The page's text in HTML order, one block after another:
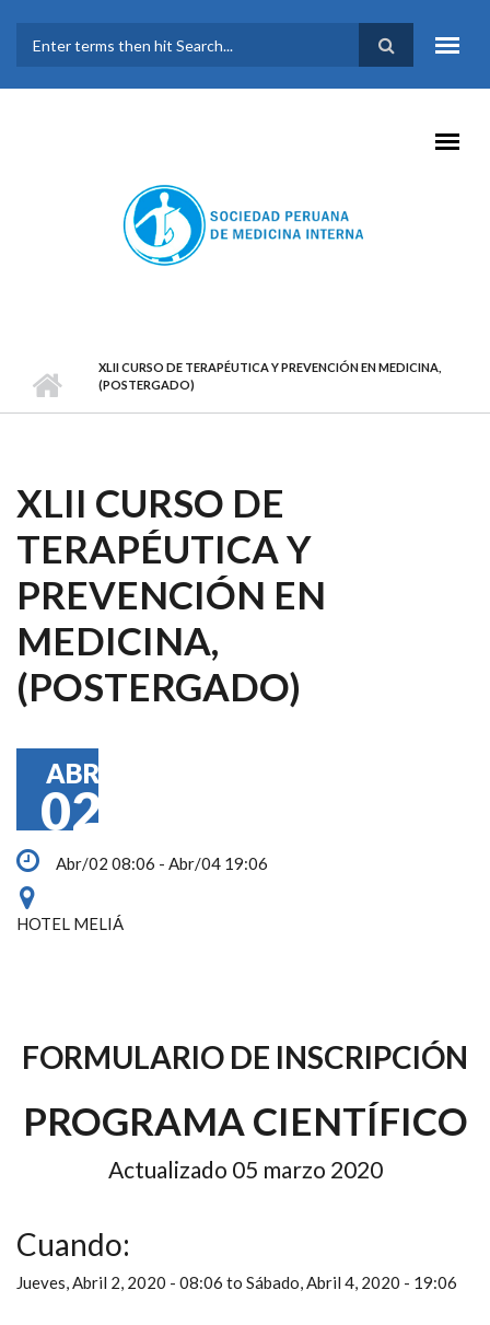
FORMULARIO DE
BÚSQUEDA
XLII CURSO DE TERAPÉUTICA Y PREVENCIÓN EN MEDICINA,
(POSTERGADO)
XLII CURSO DE
TERAPÉUTICA Y
PREVENCIÓN EN
MEDICINA,
(POSTERGADO)
ABR
02
Abr/02 08:06 - Abr/04 19:06
HOTEL MELIÁ
FORMULARIO DE INSCRIPCIÓN
PROGRAMA CIENTÍFICO
Actualizado 05 marzo 2020
Cuando:
Jueves, Abril 2, 2020 - 08:06 to Sábado, Abril 4, 2020 - 19:06